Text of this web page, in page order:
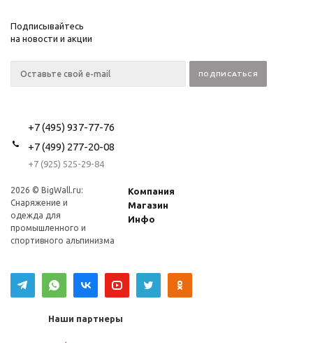
Подписывайтесь
на новости и акции
+7 (495) 937-77-76
+7 (499) 277-20-08
+7 (925) 525-29-84
2026 © BigWall.ru:
Снаряжение и
одежда для
промышленного и
спортивного альпинизма
Компания
Магазин
Инфо
Наши партнеры